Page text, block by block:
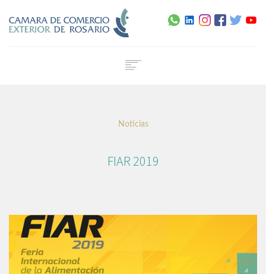
Contacto
Certificado de Origen Digital
Noticias
FIAR 2019